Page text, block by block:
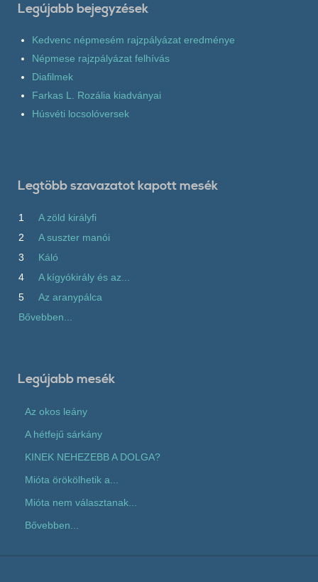
Legújabb bejegyzések
Kedvenc népmesém rajzpályázat eredménye
Népmese rajzpályázat felhívás
Diafilmek
Farkas L. Rozália kiadványai
Húsvéti locsolóversek
Legtöbb szavazatot kapott mesék
1
A zöld királyfi
2
A suszter manói
3
Káló
4
A kígyókirály és az...
5
Az aranypálca
Bővebben...
Legújabb mesék
Az okos leány
A hétfejű sárkány
KINEK NEHEZEBB A DOLGA?
Mióta örökölhetik a...
Mióta nem választanak...
Bővebben...